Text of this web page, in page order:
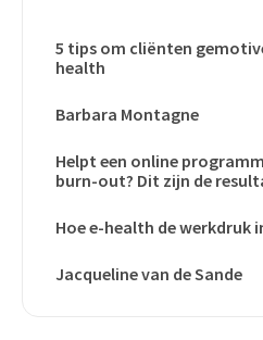
5 tips om cliënten
health
Barbara Montagne
Helpt een online
burn-out? Dit zijn de
Hoe e-health de werkdruk
Jacqueline van de Sande